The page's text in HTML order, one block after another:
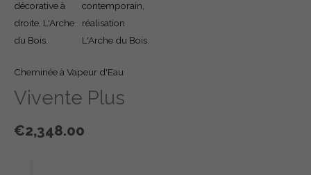
Cheminée à Vapeur d'Eau
Vivente Plus
€2,348.00